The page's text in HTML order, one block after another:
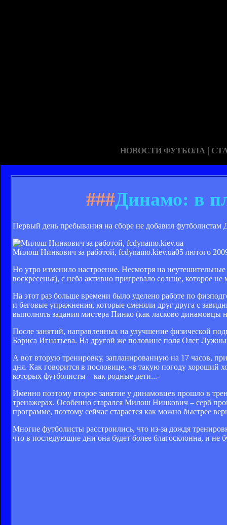
НОВОСТИ ФУТБОЛА |
###Динамо: в
Первый день пребывания на сборе не добавил
Милош Нинкович за работой, fcdynamo.kiev.ua05 лютого
Но утро изменило настроение. Несмотря на
воскресенья), с неба активно пригревало солнце, которое
На этот раз больше времени было уделено работе по
и беговые упражнения, которые сменяли друг друга с
выполнять задания мистера Пинко (как ласково динамовцы
После занятий, направленных на улучшение физической
Бориса Игнатьева. На другой же половине поля Олег
А вот вторую тренировку, запланированную на 17 часов,
дня. Как говорится в пословице, «в такую погоду хороший
которых футболисты – как родные дети...-
Именно поэтому второе занятие у динамовцев прошло в
тренажерах. Особенно старался Милош Нинкович – серб
программе, поэтому сейчас старается как можно быстрее
Многие футболисты расстроились, что из-за дождя
что в последующие дни она будет более благосклонна, и не